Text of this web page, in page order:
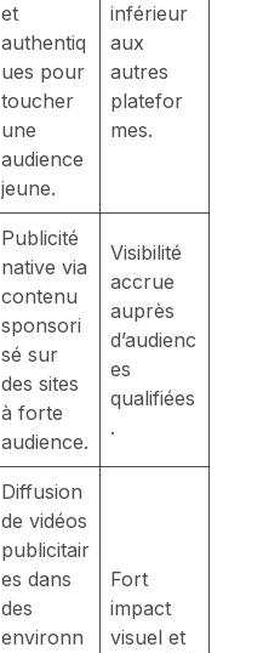
et
authentiq
ues pour
toucher
une
audience
jeune.
inférieur
aux
autres
platefor
mes.
Publicité
native via
contenu
sponsori
sé sur
des sites
à forte
audience.
Visibilité
accrue
auprès
d’audienc
es
qualifiées
.
Diffusion
de vidéos
publicitair
es dans
des
environn
Fort
impact
visuel et